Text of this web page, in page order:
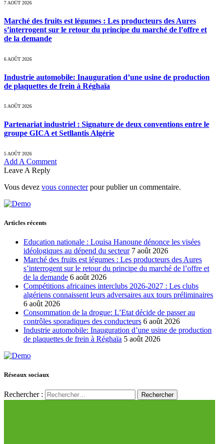
7 AOÛT 2026
Marché des fruits est légumes : Les producteurs des Aures
s’interrogent sur le retour du principe du marché de l’offre et
de la demande
6 AOÛT 2026
Industrie automobile: Inauguration d’une usine de production
de plaquettes de frein à Réghaïa
5 AOÛT 2026
Partenariat industriel : Signature de deux conventions entre le
groupe GICA et Setllantis Algérie
5 AOÛT 2026
Add A Comment
Leave A Reply
Vous devez vous connecterpour publier un commentaire.
Articles récents
Education nationale : Louisa Hanoune dénonce les visées
idéologiques au dépend du secteur 7 août 2026
Marché des fruits est légumes : Les producteurs des Aures
s’interrogent sur le retour du principe du marché de l’offre et
de la demande 6 août 2026
Compétitions africaines interclubs 2026-2027 : Les clubs
algériens connaissent leurs adversaires aux tours préliminaires
6 août 2026
Consommation de la drogue: L’Etat décide de passer au
contrôles sporadiques des conducteurs 6 août 2026
Industrie automobile: Inauguration d’une usine de production
de plaquettes de frein à Réghaïa 5 août 2026
Réseaux sociaux
Rechercher :